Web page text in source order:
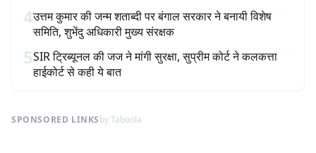
4उत्तम कुमार की जन्म शताब्दी पर बंगाल सरकार ने बनायी विशेष
समिति, शुभेंदु अधिकारी मुख्य संरक्षक
5SIR ट्रिब्यूनल की जज ने मांगी सुरक्षा, सुप्रीम कोर्ट ने कलकत्ता
हाईकोर्ट से कही ये बात
SPONSORED LINKSby Taboola